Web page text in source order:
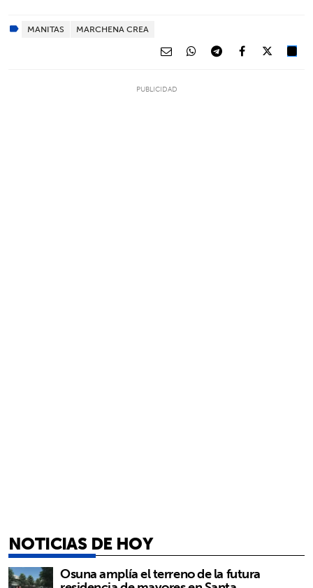
MANITAS MARCHENA CREA
NOTICIAS DE HOY
Osuna amplía el terreno de la futura